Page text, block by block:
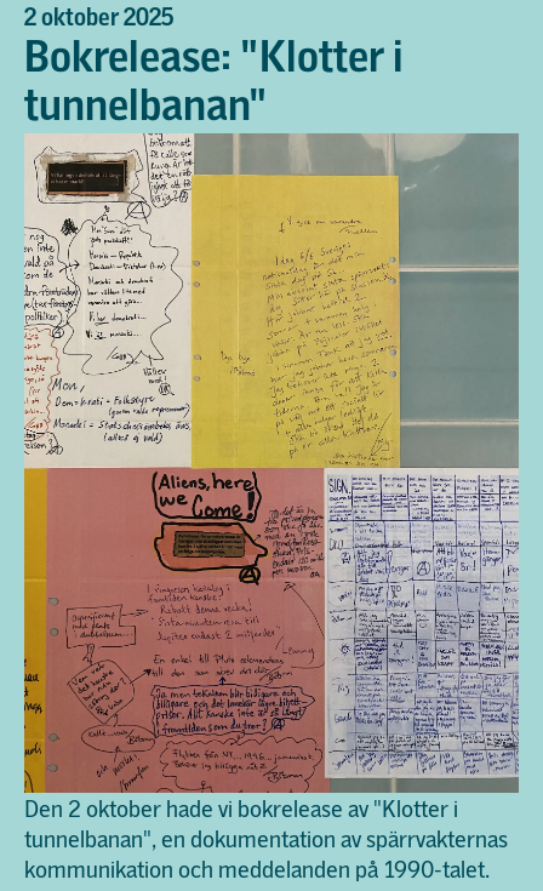
2 oktober 2025
Bokrelease: "Klotter i
tunnelbanan"
Den 2 oktober hade vi bokrelease av "Klotter i
tunnelbanan", en dokumentation av spärrvakternas
kommunikation och meddelanden på 1990-talet.